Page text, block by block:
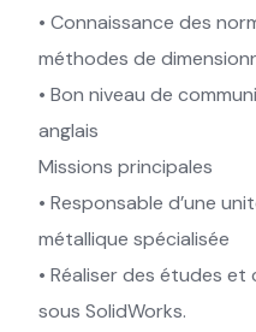
• Connaissance des
méthodes de
• Bon niveau de
anglais
Missions principales
• Responsable d’une
métallique spécialisée
• Réaliser des études
sous SolidWorks.